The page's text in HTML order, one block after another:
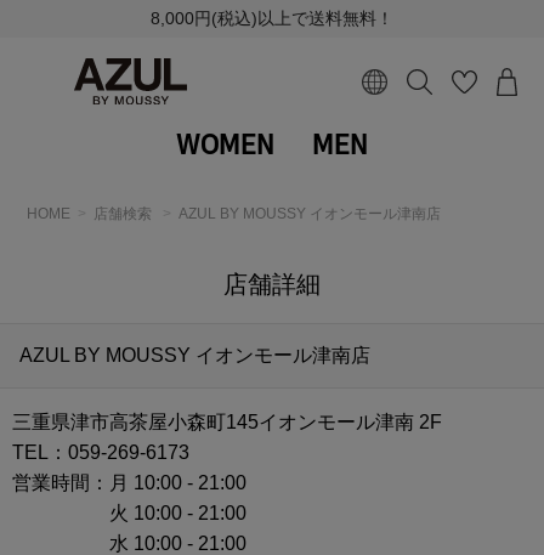
8,000円(税込)以上で送料無料！
WOMEN MEN
HOME 店舗検索 AZUL BY MOUSSY イオンモール津南店
店舗詳細
AZUL BY MOUSSY イオンモール津南店
三重県津市高茶屋小森町145イオンモール津南 2F
TEL：059-269-6173
営業時間： 月 10:00 - 21:00
火 10:00 - 21:00
水 10:00 - 21:00